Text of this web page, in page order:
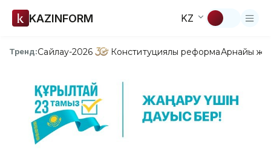
KAZINFORM KZ
Тренд:Сайлау-2026 Конституциялық реформаАрнайы